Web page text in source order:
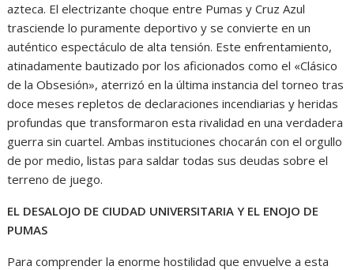
azteca. El electrizante choque entre Pumas y Cruz Azul
trasciende lo puramente deportivo y se convierte en un
auténtico espectáculo de alta tensión. Este enfrentamiento,
atinadamente bautizado por los aficionados como el «Clásico
de la Obsesión», aterrizó en la última instancia del torneo tras
doce meses repletos de declaraciones incendiarias y heridas
profundas que transformaron esta rivalidad en una verdadera
guerra sin cuartel. Ambas instituciones chocarán con el orgullo
de por medio, listas para saldar todas sus deudas sobre el
terreno de juego.
EL DESALOJO DE CIUDAD UNIVERSITARIA Y EL ENOJO DE
PUMAS
Para comprender la enorme hostilidad que envuelve a esta